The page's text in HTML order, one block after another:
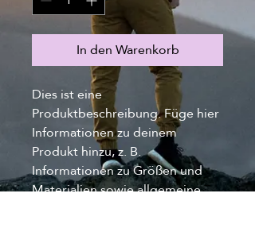
In den Warenkorb
Dies ist eine
Produktbeschreibung. Füge hier
Informationen zu deinem
Produkt hinzu, z. B.
Informationen zu Größen und
Materialien sowie allgemeine